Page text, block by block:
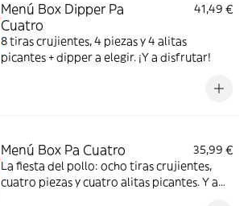
Menú Box Dipper Pa
Cuatro
41,49 €
8 tiras crujientes, 4 piezas y 4 alitas
picantes + dipper a elegir. ¡Y a disfrutar!
Menú Box Pa Cuatro
35,99 €
La fiesta del pollo: ocho tiras crujientes,
cuatro piezas y cuatro alitas picantes. Y a